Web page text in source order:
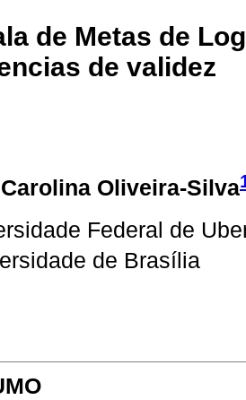
de Metas de
de validez
Oliveira-Silva
Federal de
de Brasília